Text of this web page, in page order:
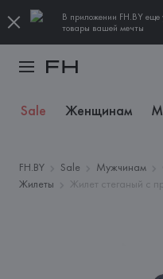
В приложении FH.BY еще
товары вашей мечты
Sale Женщинам
FH.BY Sale Мужчинам
Жилеты
Жилет стеганый с